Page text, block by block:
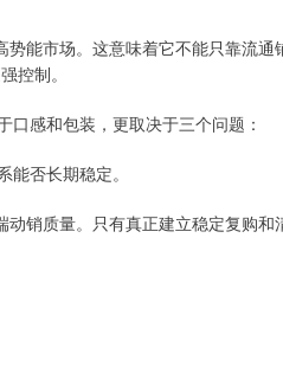
能市场。这意味着它不能只靠流通
控制。
感和包装，更取决于三个问题：
否长期稳定。
销质量。只有真正建立稳定复购和